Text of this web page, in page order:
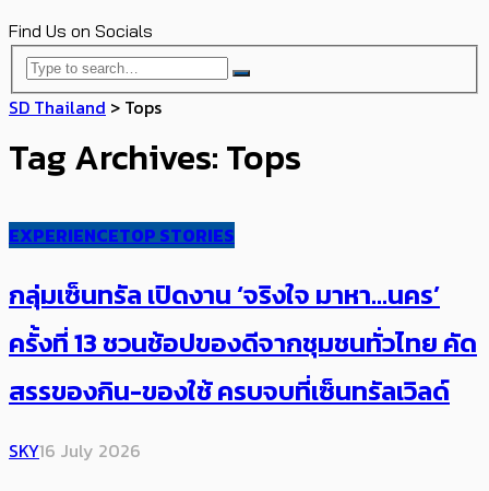
Find Us on Socials
SD Thailand > Tops
Tag Archives: Tops
EXPERIENCETOP STORIES
กลุ่มเซ็นทรัล เปิดงาน ‘จริงใจ มาหา…นคร’
ครั้งที่ 13 ชวนช้อปของดีจากชุมชนทั่วไทย คัด
สรรของกิน-ของใช้ ครบจบที่เซ็นทรัลเวิลด์
SKY16 July 2026